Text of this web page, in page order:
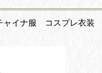
イナ服 コスプレ衣装